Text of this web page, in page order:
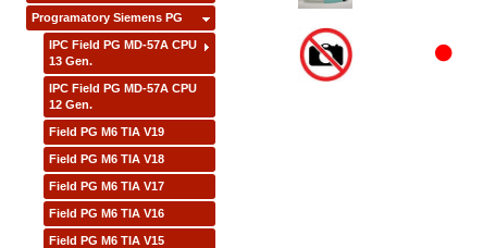
Programatory Siemens PG
IPC Field PG MD-57A CPU
13 Gen.
IPC Field PG MD-57A CPU
12 Gen.
Field PG M6 TIA V19
Field PG M6 TIA V18
Field PG M6 TIA V17
Field PG M6 TIA V16
Field PG M6 TIA V15